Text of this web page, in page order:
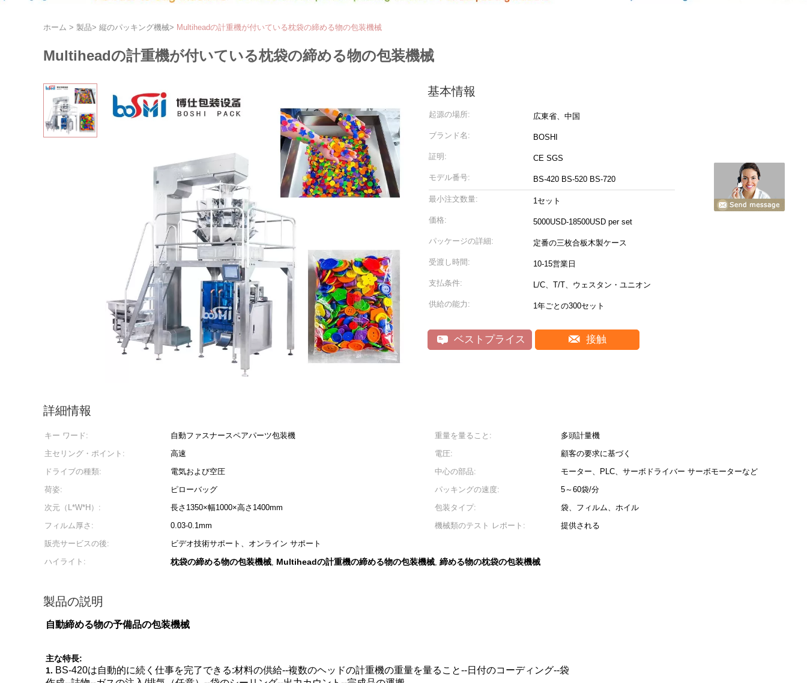
ホーム > 製品> 縦のパッキング機械> Multiheadの計重機が付いている枕袋の締める物の包装機械
Multiheadの計重機が付いている枕袋の締める物の包装機械
基本情報
起源の場所: 広東省、中国
ブランド名: BOSHI
証明: CE SGS
モデル番号: BS-420 BS-520 BS-720
最小注文数量: 1セット
価格: 5000USD-18500USD per set
パッケージの詳細: 定番の三枚合板木製ケース
受渡し時間: 10-15営業日
支払条件: L/C、T/T、ウェスタン・ユニオン
供給の能力: 1年ごとの300セット
ベストプライス 接触
詳細情報
キー ワード: 自動ファスナースペアパーツ包装機 重量を量ること:
多頭計量機
主セリング・ポイント:
高速 電圧:
顧客の要求に基づく
ドライブの種類:
電気および空圧 中心の部品:
モーター、PLC、サーボドライバー サーボモーターなど
荷姿:
ピローバッグ パッキングの速度:
5～60袋/分
次元（L*W*H）:
長さ1350×幅1000×高さ1400mm 包装タイプ:
袋、フィルム、ホイル
フィルム厚さ:
0.03-0.1mm 機械類のテスト レポート:
提供される
販売サービスの後:
ビデオ技術サポート、オンライン サポート
ハイライト:
枕袋の締める物の包装機械, Multiheadの計重機の締める物の包装機械, 締める物の枕袋の包装機械
製品の説明
自動締める物の予備品の包装機械
主な特長:
1. BS-420は自動的に続く仕事を完了できる:材料の供給--複数のヘッドの計重機の重量を量ること--日付のコーディング--袋